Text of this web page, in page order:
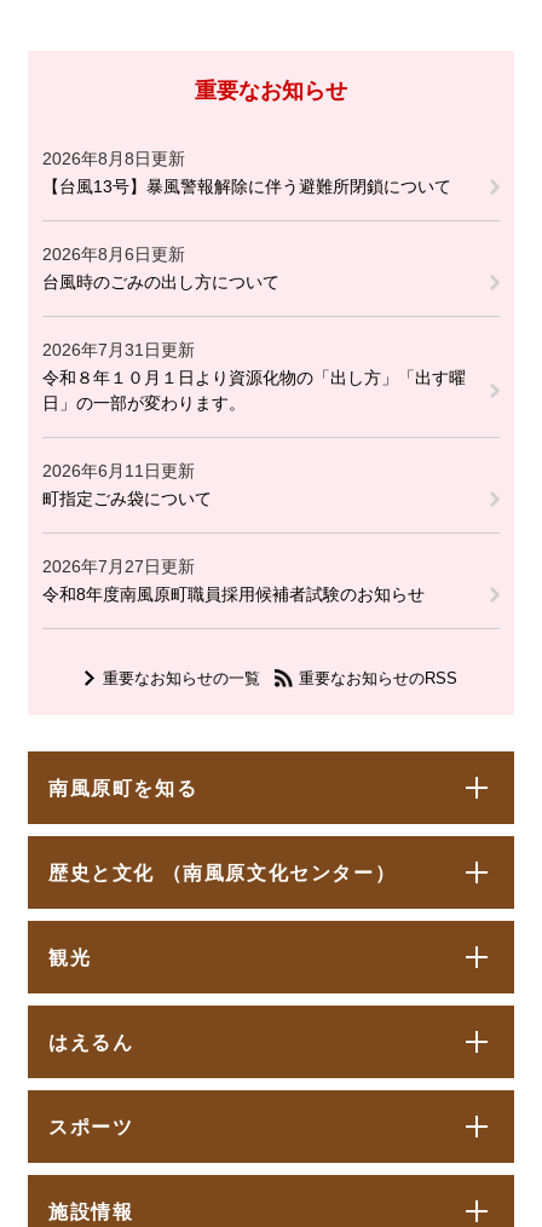
重要なお知らせ
2026年8月8日更新
【台風13号】暴風警報解除に伴う避難所閉鎖について
2026年8月6日更新
台風時のごみの出し方について
2026年7月31日更新
令和８年１０月１日より資源化物の「出し方」「出す曜
日」の一部が変わります。
2026年6月11日更新
町指定ごみ袋について
2026年7月27日更新
令和8年度南風原町職員採用候補者試験のお知らせ
重要なお知らせの一覧 重要なお知らせのRSS
南風原町を知る
歴史と文化 （南風原文化センター）
観光
はえるん
スポーツ
施設情報